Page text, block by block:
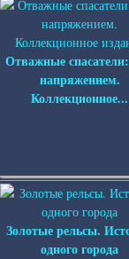
Отважные
напряжением.
Коллекционное...
Золотые рельсы.
одного города